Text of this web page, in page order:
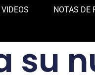
VIDEOS NOTAS DE
su